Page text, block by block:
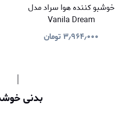
خوشبو کننده هوا سراد مدل
Vanila Dream
۳٫۹۶۴٫۰۰۰ تومان
بدنی